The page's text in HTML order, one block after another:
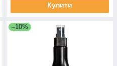
Купити
–10%